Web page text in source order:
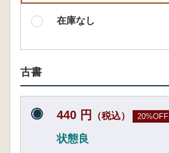
在庫なし
古書
440 円 （税込） 20%OFF
状態良